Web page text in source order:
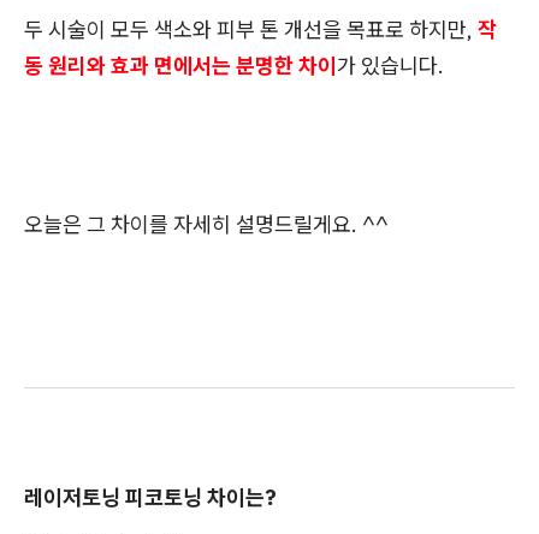
두 시술이 모두 색소와 피부 톤 개선을 목표로 하지만, 작
동 원리와 효과 면에서는 분명한 차이가 있습니다.
오늘은 그 차이를 자세히 설명드릴게요. ^^
레이저토닝 피코토닝 차이는?